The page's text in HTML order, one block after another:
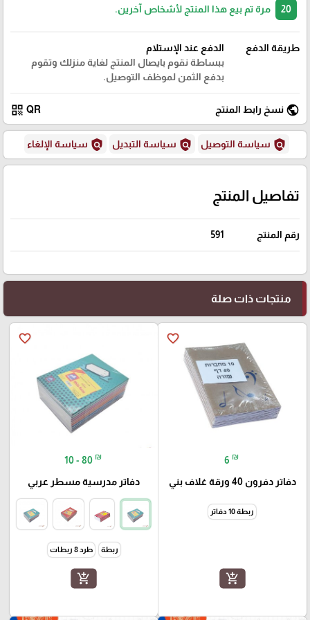
مرة تم بيع هذا المنتج لأشخاص آخرين.
طريقة الدفع
الدفع عند الإستلام
ببساطة نقوم بايصال المنتج لغاية منزلك وتقوم
بدفع الثمن لموظف التوصيل.
public نسخ رابط المنتج QR
qr_code
policy سياسة التوصيل policy سياسة التبديل policy سياسة الإلغاء
تفاصيل المنتج
رقم المنتج 591
منتجات ذات صلة
favorite_border
6 ₪
دفاتر دفرون 40 ورقة غلاف بني
ربطة 10 دفاتر
add_shopping_cart
favorite_border
10 - 80 ₪
دفاتر مدرسية مسطر عربي
ربطة طرد 8 ربطات
add_shopping_cart